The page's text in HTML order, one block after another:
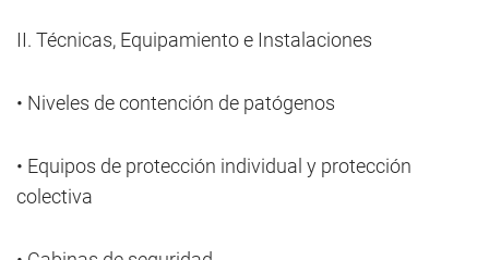
II. Técnicas, Equipamiento e Instalaciones
• Niveles de contención de patógenos
• Equipos de protección individual y protección
colectiva